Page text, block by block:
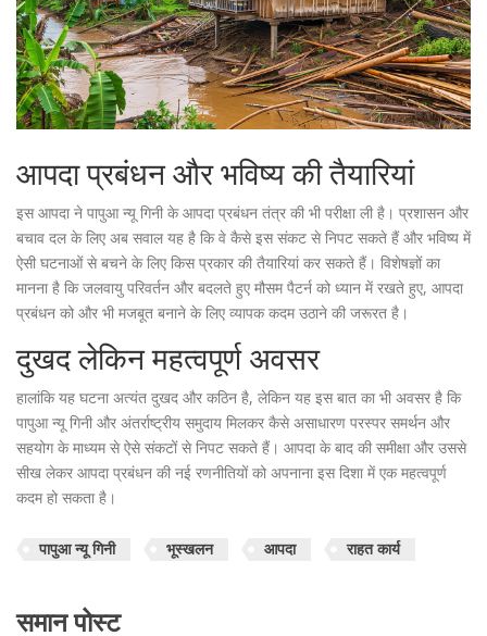
आपदा प्रबंधन और भविष्य की तैयारियां
इस आपदा ने पापुआ न्यू गिनी के आपदा प्रबंधन तंत्र की भी परीक्षा ली है। प्रशासन और
बचाव दल के लिए अब सवाल यह है कि वे कैसे इस संकट से निपट सकते हैं और भविष्य में
ऐसी घटनाओं से बचने के लिए किस प्रकार की तैयारियां कर सकते हैं। विशेषज्ञों का
मानना है कि जलवायु परिवर्तन और बदलते हुए मौसम पैटर्न को ध्यान में रखते हुए, आपदा
प्रबंधन को और भी मजबूत बनाने के लिए व्यापक कदम उठाने की जरूरत है।
दुखद लेकिन महत्वपूर्ण अवसर
हालांकि यह घटना अत्यंत दुखद और कठिन है, लेकिन यह इस बात का भी अवसर है कि
पापुआ न्यू गिनी और अंतर्राष्ट्रीय समुदाय मिलकर कैसे असाधारण परस्पर समर्थन और
सहयोग के माध्यम से ऐसे संकटों से निपट सकते हैं। आपदा के बाद की समीक्षा और उससे
सीख लेकर आपदा प्रबंधन की नई रणनीतियों को अपनाना इस दिशा में एक महत्वपूर्ण
कदम हो सकता है।
पापुआ न्यू गिनी भूस्खलन आपदा राहत कार्य
समान पोस्ट